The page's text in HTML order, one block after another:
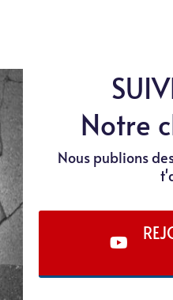
Notre
Nous publions